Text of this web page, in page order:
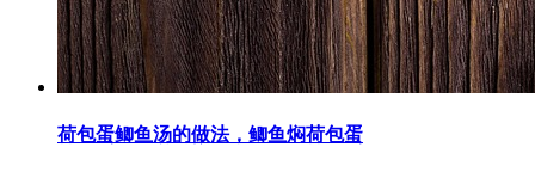
荷包蛋鲫鱼汤的做法，鲫鱼焖荷包蛋